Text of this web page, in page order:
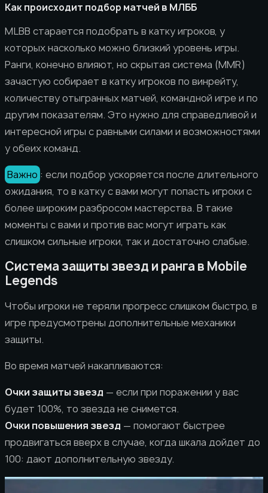
Как происходит подбор матчей в МЛББ
MLBB старается подобрать в катку игроков, у
которых насколько можно близкий уровень игры.
Ранги, конечно влияют, но скрытая система (MMR)
зачастую собирает в катку игроков по винрейту,
количеству отыгранных матчей, командной игре и по
другим показателям. Это нужно для справедливой и
интересной игры с равными силами и возможностями
у обеих команд.
Важно : если подбор ускоряется после длительного
ожидания, то в катку с вами могут попасть игроки с
более широким разбросом мастерства. В такие
моменты с вами и против вас могут играть как
слишком сильные игроки, так и достаточно слабые.
Система защиты звезд и ранга в Mobile
Legends
Чтобы игроки не теряли прогресс слишком быстро, в
игре предусмотрены дополнительные механики
защиты.
Во время матчей накапливаются:
Очки защиты звезд — если при поражении у вас
будет 100%, то звезда не снимется.
Очки повышения звезд — помогают быстрее
продвигаться вверх в случае, когда шкала дойдет до
100: дают дополнительную звезду.